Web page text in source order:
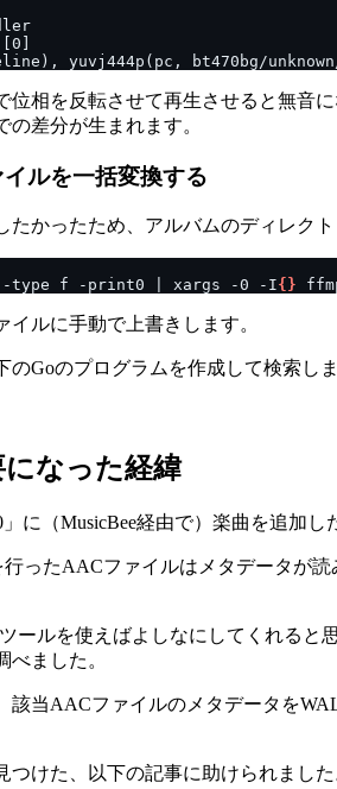
位相を反転させて再生させると無音
差分が生まれます。
ルを一括変換する
たかったため、アルバムのディレク
-type f -print0 | xargs -0 -I{}
ルに手動で上書きします。
Goのプログラムを作成して検索しま
なった経緯
に（MusicBee経由で）楽曲を追加
ったAACファイルはメタデータが
ールを使えばよしなにしてくれる
ました。
該当AACファイルのメタデータを
けた、以下の記事に助けられました